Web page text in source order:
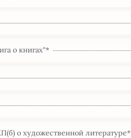
о книгах"*
о художественной литературе*